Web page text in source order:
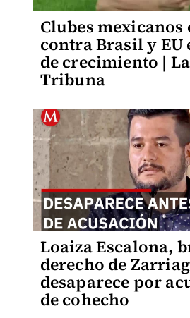
Clubes
contra Brasil y EU
de crecimiento |
Tribuna
Loaiza Escalona,
derecho de
desaparece por
de cohecho